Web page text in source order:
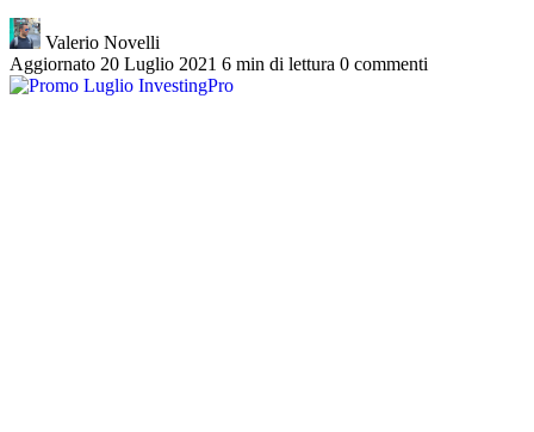
Valerio Novelli
Aggiornato 20 Luglio 2021 6 min di lettura 0 commenti